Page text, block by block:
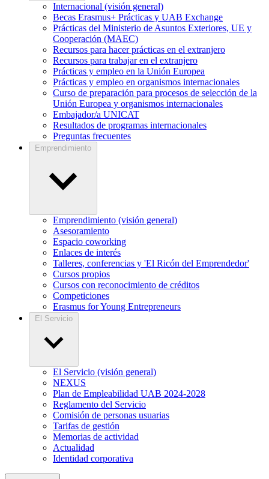
Internacional (visión general)
Becas Erasmus+ Prácticas y UAB Exchange
Prácticas del Ministerio de Asuntos Exteriores, UE y
Cooperación (MAEC)
Recursos para hacer prácticas en el extranjero
Recursos para trabajar en el extranjero
Prácticas y empleo en la Unión Europea
Prácticas y empleo en organismos internacionales
Curso de preparación para procesos de selección de la
Unión Europea y organismos internacionales
Embajador/a UNICAT
Resultados de programas internacionales
Preguntas frecuentes
Emprendimiento
Emprendimiento (visión general)
Asesoramiento
Espacio coworking
Enlaces de interés
Talleres, conferencias y 'El Ricón del Emprendedor'
Cursos propios
Cursos con reconocimiento de créditos
Competiciones
Erasmus for Young Entrepreneurs
El Servicio
El Servicio (visión general)
NEXUS
Plan de Empleabilidad UAB 2024-2028
Reglamento del Servicio
Comisión de personas usuarias
Tarifas de gestión
Memorias de actividad
Actualidad
Identidad corporativa